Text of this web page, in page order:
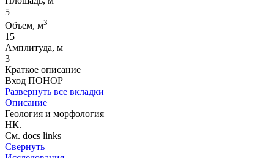
5
Объем, м3
15
Амплитуда, м
3
Краткое описание
Вход ПОНОР
Развернуть все вкладки
Описание
Геология и морфология
НК.
См. docs links
Свернуть